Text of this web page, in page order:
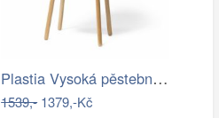
Plastia Vysoká pěstební nádoba Urbalive…
1539,-1379,-Kč